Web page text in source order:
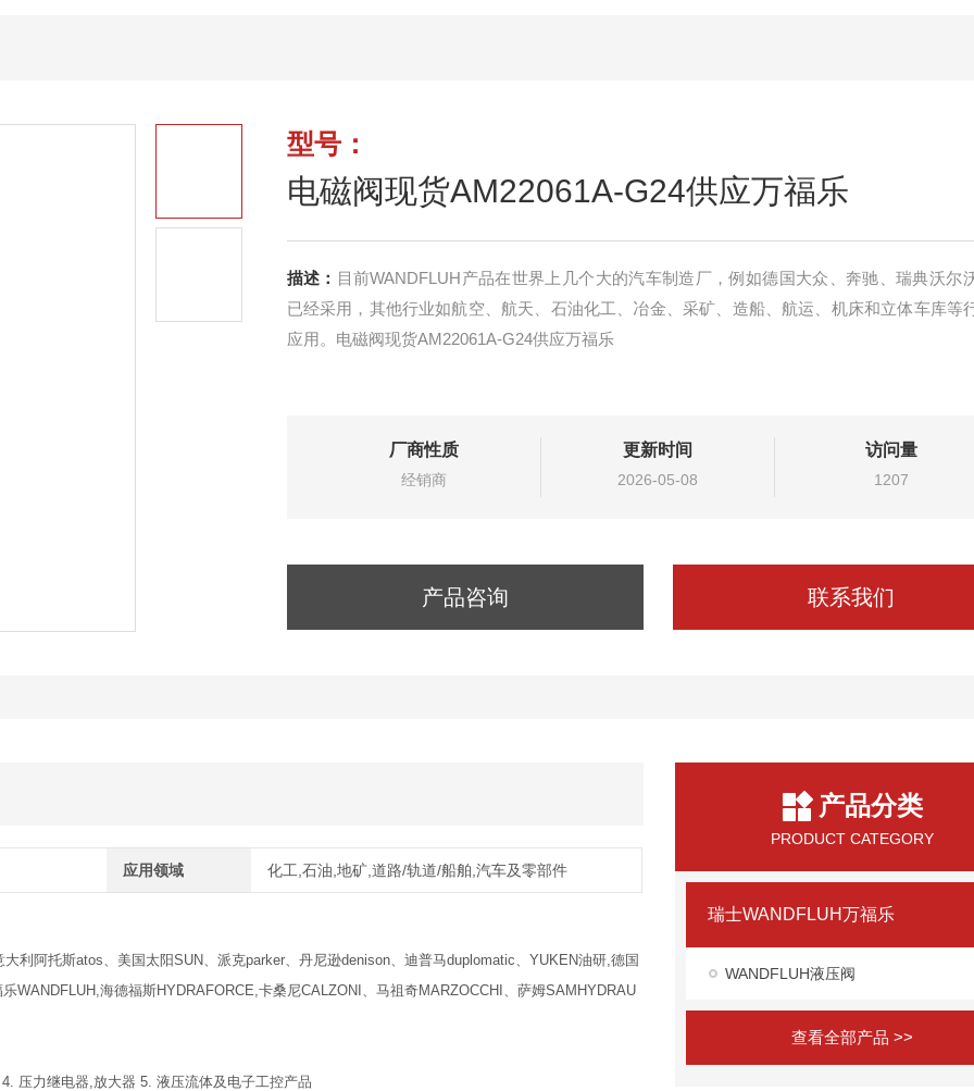
型号：
电磁阀现货AM22061A-G24供应万福乐
描述： 目前WANDFLUH产品在世界上几个大的汽车制造厂，例如德国大众、奔驰、瑞典沃尔
已经采用，其他行业如航空、航天、石油化工、冶金、采矿、造船、航运、机床和立体车库等
应用。电磁阀现货AM22061A-G24供应万福乐
厂商性质
经销商
更新时间
2026-05-08
访问量
1207
产品咨询 联系我们
应用领域 化工,石油,地矿,道路/轨道/船舶,汽车及零部件
利阿托斯atos、美国太阳SUN、派克parker、丹尼逊denison、迪普马duplomatic、YUKEN油研,德国
WANDFLUH,海德福斯HYDRAFORCE,卡桑尼CALZONI、马祖奇MARZOCCHI、萨姆SAMHYDRAU
压力继电器,放大器 5. 液压流体及电子工控产品
产品分类
PRODUCT CATEGORY
瑞士WANDFLUH万福乐
WANDFLUH液压阀
查看全部产品 >>